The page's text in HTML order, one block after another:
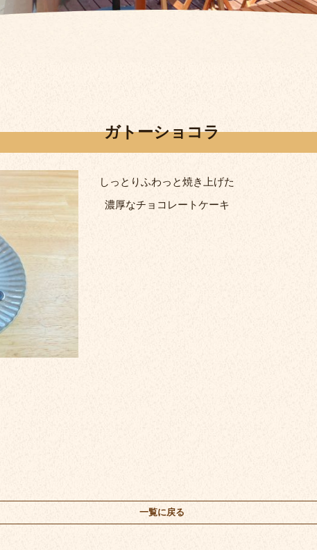
ガトーショコラ
しっとりふわっと焼き上げた
濃厚なチョコレートケーキ
一覧に戻る